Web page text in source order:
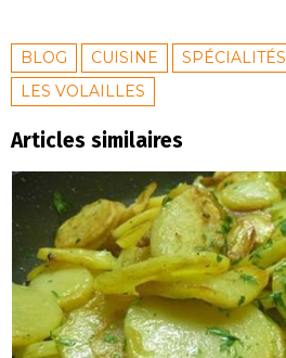
BLOG CUISINE SPÉCIALITÉS
LES VOLAILLES
Articles similaires